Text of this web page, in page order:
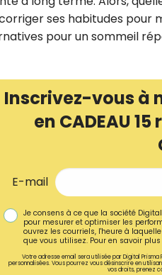
ses habitudes pour
pour un sommeil
Inscrivez-vous à
en CADEAU 15
E-mail
Je consens à ce que la société
pour mesurer et optimiser les
ouvrez les courriels, l'heure à
que vous utilisez. Pour en savoir
Votre adresse email sera utilisée par Digital
personnalisées. Vous pourrez vous désinscrire en
vos droits, prenez